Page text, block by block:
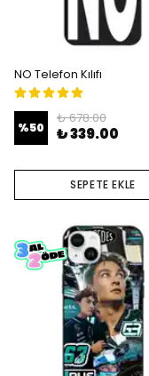
NO Telefon Kılıfı
%50
₺ 678.00
₺ 339.00
SEPETE EKLE